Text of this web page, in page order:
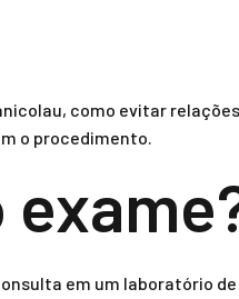
como evitar
o procedimento.
em um laboratório de